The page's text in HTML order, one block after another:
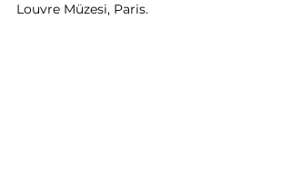
Louvre Müzesi, Paris.